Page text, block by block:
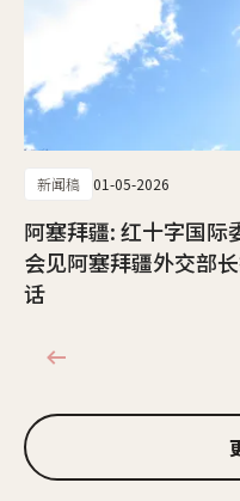
新闻稿 01-05-2026
阿塞拜疆: 红十字国际
会见阿塞拜疆外交部
话